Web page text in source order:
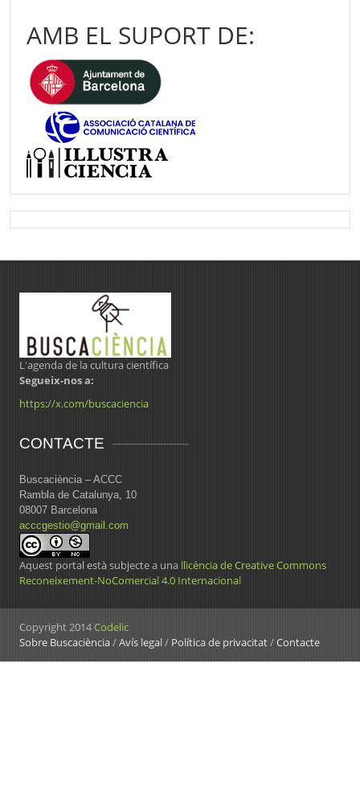
AMB EL SUPORT DE:
L'agenda de la cultura científica
Segueix-nos a:
https://x.com/buscaciencia
CONTACTE
Buscaciència – ACCC
Rambla de Catalunya, 10
08007 Barcelona
acccgestio@gmail.com
Aquest portal està subjecte a una llicència de Creative Commons
Reconeixement-NoComercial 4.0 Internacional
Copyright 2014Codelic
Sobre Buscaciència/Avís legal/ Política de privacitat/Contacte